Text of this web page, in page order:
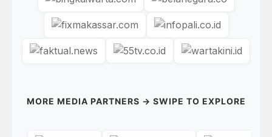
MORE MEDIA PARTNERS → SWIPE TO EXPLORE